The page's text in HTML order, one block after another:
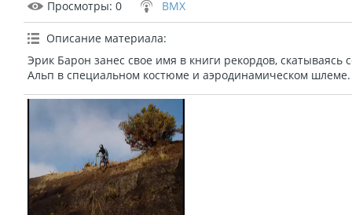
Просмотры: 0 BMX
Описание материала:
Эрик Барон занес свое имя в книги рекордов, скатываясь
Альп в специальном костюме и аэродинамическом шлеме.